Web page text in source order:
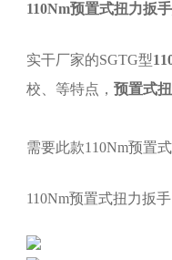
110Nm预置式扭力扳
实干厂家的SGTG型
校、等特点， 预置式
需要此款110Nm预置
110Nm预置式扭力扳手